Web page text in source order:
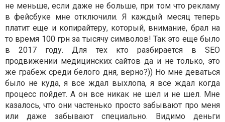
не меньше, если даже не больше, при том что рекламу
в фейсбуке мне отключили. Я каждый месяц теперь
платит еще и копирайтеру, который, внимание, брал на
то время 100 грн за тысячу символов! Так это еще было
в 2017 году. Для тех кто разбирается в SEO
продвижении медицинских сайтов да и не только, это
же грабеж среди белого дня, верно?)) Но мне деваться
было не куда, я все ждал выхлопа, я все ждал когда
процесс пойдет. А он все никак не шел и не шел. Мне
казалось, что они частенько просто забывают про меня
или даже забывают специально. Видимо деньги